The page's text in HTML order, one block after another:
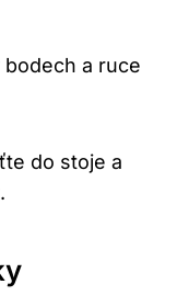
a ruce
do stoje a